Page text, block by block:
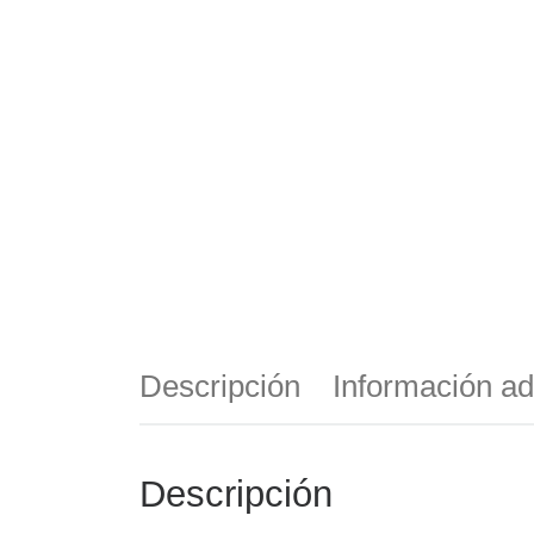
Descripción Información
Descripción